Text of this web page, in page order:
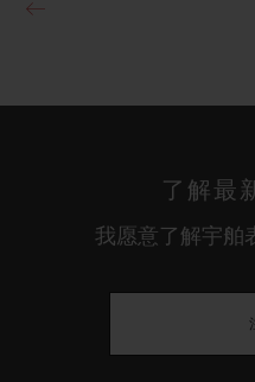
了解最
我愿意了解宇舶